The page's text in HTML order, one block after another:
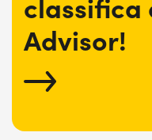
Advisor!